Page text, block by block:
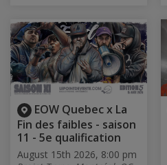
EOW Quebec x La
Fin des faibles - saison
11 - 5e qualification
August 15th 2026, 8:00 pm